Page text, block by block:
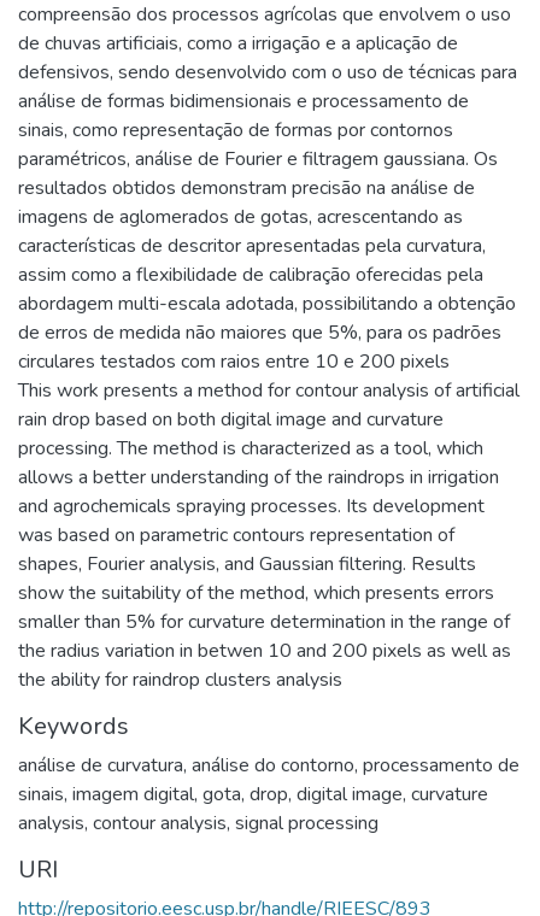
compreensão dos processos agrícolas que envolvem o uso
de chuvas artificiais, como a irrigação e a aplicação de
defensivos, sendo desenvolvido com o uso de técnicas para
análise de formas bidimensionais e processamento de
sinais, como representação de formas por contornos
paramétricos, análise de Fourier e filtragem gaussiana. Os
resultados obtidos demonstram precisão na análise de
imagens de aglomerados de gotas, acrescentando as
características de descritor apresentadas pela curvatura,
assim como a flexibilidade de calibração oferecidas pela
abordagem multi-escala adotada, possibilitando a obtenção
de erros de medida não maiores que 5%, para os padrões
circulares testados com raios entre 10 e 200 pixels
This work presents a method for contour analysis of artificial
rain drop based on both digital image and curvature
processing. The method is characterized as a tool, which
allows a better understanding of the raindrops in irrigation
and agrochemicals spraying processes. Its development
was based on parametric contours representation of
shapes, Fourier analysis, and Gaussian filtering. Results
show the suitability of the method, which presents errors
smaller than 5% for curvature determination in the range of
the radius variation in betwen 10 and 200 pixels as well as
the ability for raindrop clusters analysis
Keywords
análise de curvatura, análise do contorno, processamento de
sinais, imagem digital, gota, drop, digital image, curvature
analysis, contour analysis, signal processing
URI
http://repositorio.eesc.usp.br/handle/RIEESC/893